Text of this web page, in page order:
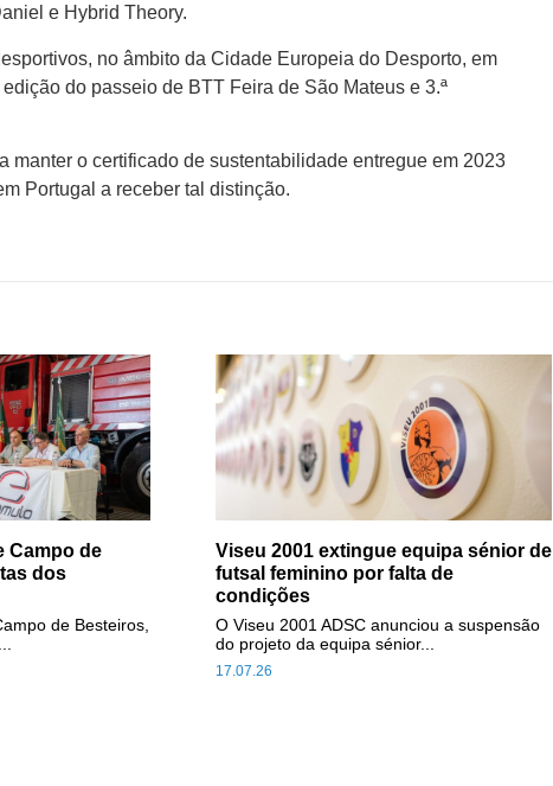
e Hybrid Theory.
no âmbito da Cidade Europeia do Desporto, em
do passeio de BTT Feira de São Mateus e 3.ª
manter o certificado de sustentabilidade entregue em 2023
Portugal a receber tal distinção.
Campo de
dos
de Besteiros,
Viseu 2001 extingue equipa sénior de
futsal feminino por falta de
condições
17.07.26
O Viseu 2001 ADSC anunciou a suspensão
do projeto da equipa sénior...